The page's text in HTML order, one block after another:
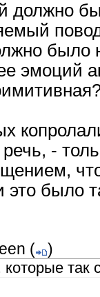
должно
было
эмоций
-
это было
(
)
так